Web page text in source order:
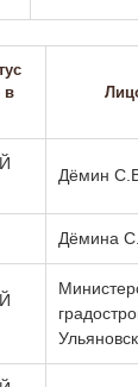
в
Дёмин
Дёмина